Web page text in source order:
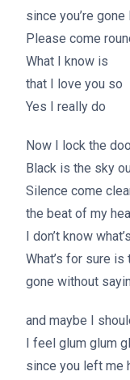
since you’re
Please come
What I know is
that I love you so
Yes I really do
Now I lock the
Black is the sky
Silence come
the beat of my
I don’t know
What’s for sure is
gone without
and maybe I
I feel glum glum
since you left me